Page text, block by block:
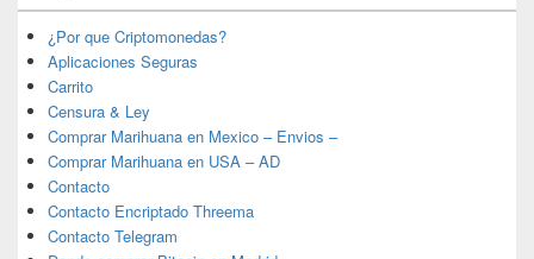
¿Por que Criptomonedas?
Aplicaciones Seguras
Carrito
Censura & Ley
Comprar Marihuana en Mexico – Envios –
Comprar Marihuana en USA – AD
Contacto
Contacto Encriptado Threema
Contacto Telegram